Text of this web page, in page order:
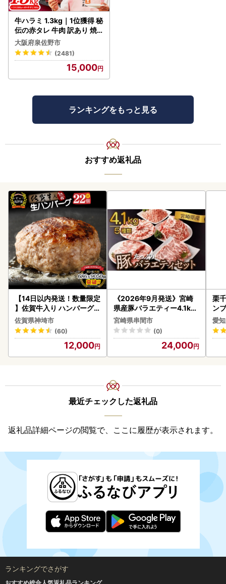
牛ハラミ 1.3kg｜1位獲得 秘
伝の赤タレ 牛肉 訳あり 焼
肉 BBQ
大阪府泉佐野市
(2481)
15,000
ランキングをもっと見る
おすすめ返礼品
【14日以内発送！数量限定
】佐賀牛入り ハンバーグ 2
2個 2.6kg(120g×22個)(H
083106)
佐賀県神埼市
(60)
12,000
《2026年9月発送》宮崎
県産豚バラエティー4.1kg
セット_K033-057-2609
宮崎県串間市
(0)
24,000
栗
ン
デ
愛
最近チェックした返礼品
返礼品詳細ページの閲覧で、ここに履歴が表示されます。
ランキングでさがす